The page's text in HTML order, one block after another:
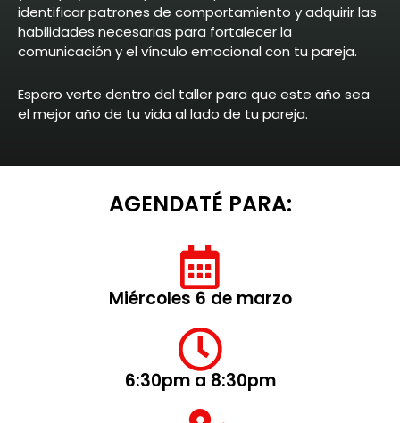
identificar patrones de comportamiento y adquirir las
habilidades necesarias para fortalecer la
comunicación y el vínculo emocional con tu pareja.
Espero verte dentro del taller para que este año sea
el mejor año de tu vida al lado de tu pareja.
AGENDATÉ PARA:
Miércoles 6 de marzo
6:30pm a 8:30pm